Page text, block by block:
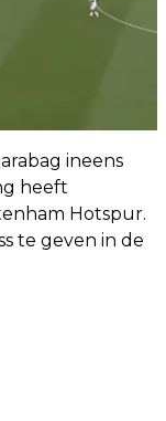
ineens
heeft
Hotspur.
te geven in de